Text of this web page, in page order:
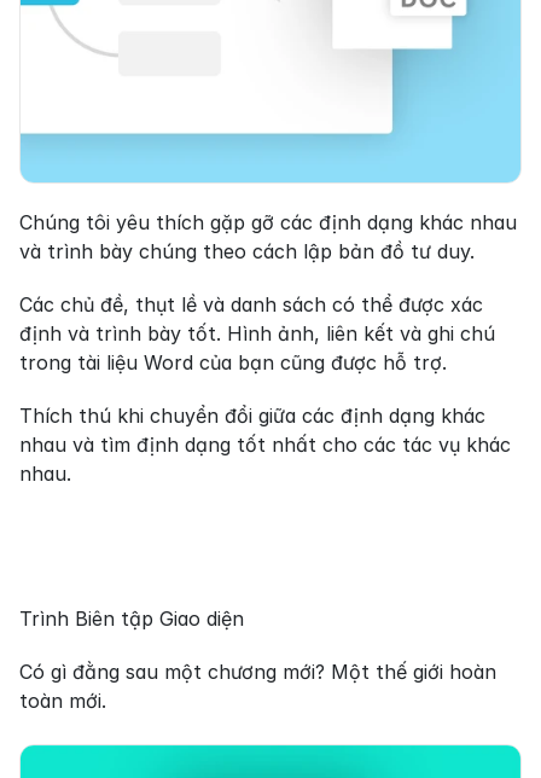
Chúng tôi yêu thích gặp gỡ các định dạng khác nhau
và trình bày chúng theo cách lập bản đồ tư duy.
Các chủ đề, thụt lề và danh sách có thể được xác
định và trình bày tốt. Hình ảnh, liên kết và ghi chú
trong tài liệu Word của bạn cũng được hỗ trợ.
Thích thú khi chuyển đổi giữa các định dạng khác
nhau và tìm định dạng tốt nhất cho các tác vụ khác
nhau.
Trình Biên tập Giao diện
Có gì đằng sau một chương mới? Một thế giới hoàn
toàn mới.